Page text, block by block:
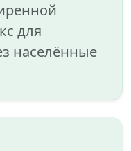
для
населённые